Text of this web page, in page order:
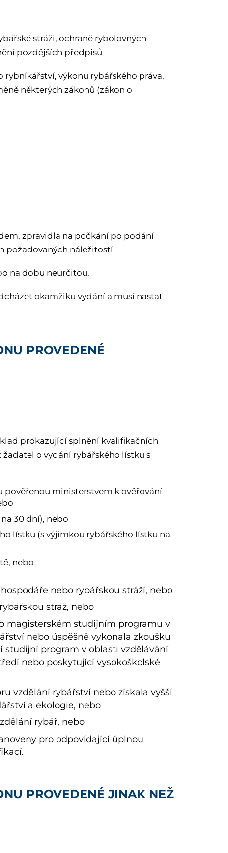
stráži, ochraně rybolovných
pozdějších předpisů
rybníkářství, výkonu rybářského práva,
některých zákonů (zákon o
zpravidla na počkání po podání
požadovaných náležitostí.
na dobu neurčitou.
okamžiku vydání a musí nastat
PROVEDENÉ
prokazující splnění kvalifikačních
o vydání rybářského lístku s
pověřenou ministerstvem k ověřování
30 dní), nebo
lístku (s výjimkou rybářského lístku na
nebo
nebo rybářskou stráží, nebo
stráž, nebo
magisterském studijním programu v
nebo úspěšně vykonala zkoušku
studijní program v oblasti vzdělávání
nebo poskytující vysokoškolské
vzdělání rybářství nebo získala vyšší
a ekologie, nebo
rybář, nebo
pro odpovídající úplnou
PROVEDENÉ JINAK NEŽ